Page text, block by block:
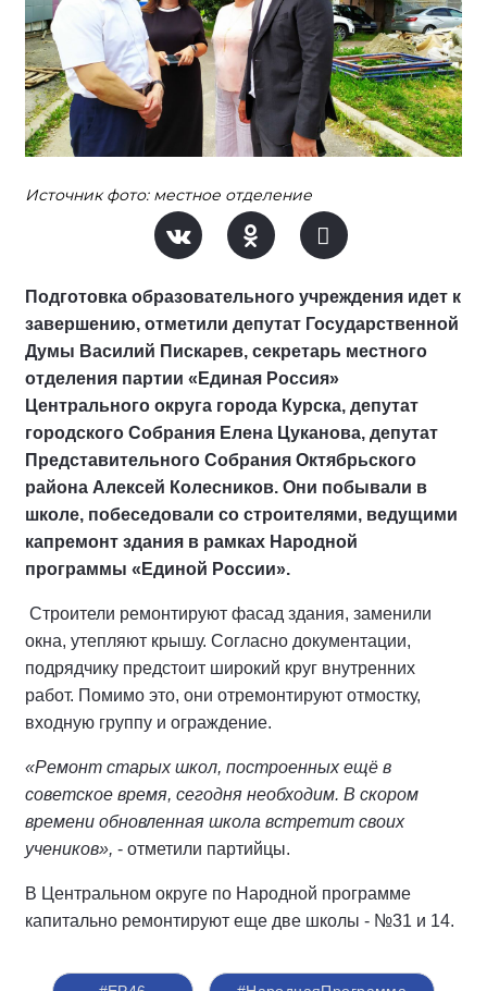
Источник фото: местное отделение
Подготовка образовательного учреждения идет к
завершению, отметили депутат Государственной
Думы Василий Пискарев, секретарь местного
отделения партии «Единая Россия»
Центрального округа города Курска, депутат
городского Собрания Елена Цуканова, депутат
Представительного Собрания Октябрьского
района Алексей Колесников. Они побывали в
школе, побеседовали со строителями, ведущими
капремонт здания в рамках Народной
программы «Единой России».
Строители ремонтируют фасад здания, заменили
окна, утепляют крышу. Согласно документации,
подрядчику предстоит широкий круг внутренних
работ. Помимо это, они отремонтируют отмостку,
входную группу и ограждение.
«Ремонт старых школ, построенных ещё в
советское время, сегодня необходим. В скором
времени обновленная школа встретит своих
учеников», - отметили партийцы.
В Центральном округе по Народной программе
капитально ремонтируют еще две школы - №31 и 14.